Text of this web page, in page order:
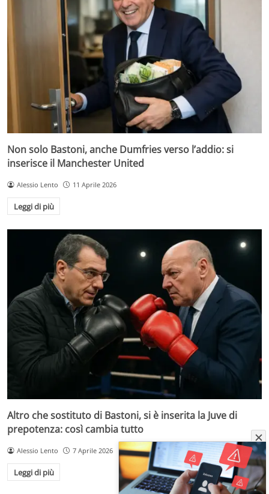
Non solo Bastoni, anche Dumfries verso l’addio: si
inserisce il Manchester United
Alessio Lento 11 Aprile 2026
Leggi di più
Altro che sostituto di Bastoni, si è inserita la Juve di
prepotenza: così cambia tutto
Alessio Lento 7 Aprile 2026
Leggi di più